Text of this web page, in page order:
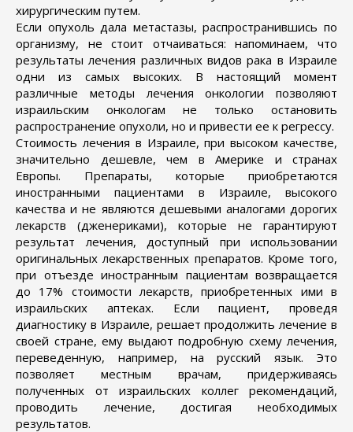
хирургическим путем.
Если опухоль дала метастазы, распространившись по
организму, не стоит отчаиваться: напоминаем, что
результаты лечения различных видов рака в Израиле
одни из самых высоких. В настоящий момент
различные методы лечения онкологии позволяют
израильским онкологам не только остановить
распространение опухоли, но и привести ее к регрессу.
Стоимость лечения в Израиле, при высоком качестве,
значительно дешевле, чем в Америке и странах
Европы. Препараты, которые приобретаются
иностранными пациентами в Израиле, высокого
качества и не являются дешевыми аналогами дорогих
лекарств (дженериками), которые не гарантируют
результат лечения, доступный при использовании
оригинальных лекарственных препаратов. Кроме того,
при отъезде иностранным пациентам возвращается
до 17% стоимости лекарств, приобретенных ими в
израильских аптеках. Если пациент, проведя
диагностику в Израиле, решает продолжить лечение в
своей стране, ему выдают подробную схему лечения,
переведенную, например, на русский язык. Это
позволяет местным врачам, придерживаясь
полученных от израильских коллег рекомендаций,
проводить лечение, достигая необходимых
результатов.